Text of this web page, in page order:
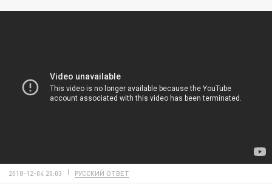
2018-12-04 20:03 РУССКИЙ ОТВЕТ